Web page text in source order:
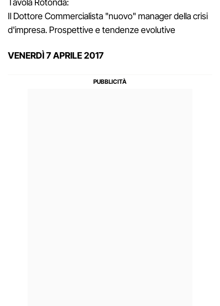
Tavola Rotonda:
Il Dottore Commercialista "nuovo" manager della crisi
d'impresa. Prospettive e tendenze evolutive
VENERDÌ 7 APRILE 2017